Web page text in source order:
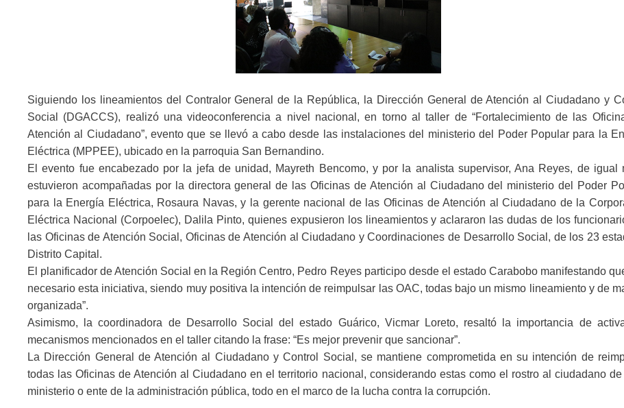
Siguiendo los lineamientos del Contralor General de la República, la Dirección General de Atención al Ciudadano y
Social (DGACCS), realizó una videoconferencia a nivel nacional, en torno al taller de “Fortalecimiento de las
Atención al Ciudadano”, evento que se llevó a cabo desde las instalaciones del ministerio del Poder Popular para la
Eléctrica (MPPEE), ubicado en la parroquia San Bernandino.
El evento fue encabezado por la jefa de unidad, Mayreth Bencomo, y por la analista supervisor, Ana Reyes, de igual
estuvieron acompañadas por la directora general de las Oficinas de Atención al Ciudadano del ministerio del Poder
para la Energía Eléctrica, Rosaura Navas, y la gerente nacional de las Oficinas de Atención al Ciudadano de la
Eléctrica Nacional (Corpoelec), Dalila Pinto, quienes expusieron los lineamientos y aclararon las dudas de los
las Oficinas de Atención Social, Oficinas de Atención al Ciudadano y Coordinaciones de Desarrollo Social, de los 23
Distrito Capital.
El planificador de Atención Social en la Región Centro, Pedro Reyes participo desde el estado Carabobo manifestando
necesario esta iniciativa, siendo muy positiva la intención de reimpulsar las OAC, todas bajo un mismo lineamiento y de
organizada”.
Asimismo, la coordinadora de Desarrollo Social del estado Guárico, Vicmar Loreto, resaltó la importancia de
mecanismos mencionados en el taller citando la frase: “Es mejor prevenir que sancionar”.
La Dirección General de Atención al Ciudadano y Control Social, se mantiene comprometida en su intención de
todas las Oficinas de Atención al Ciudadano en el territorio nacional, considerando estas como el rostro al ciudadano de
ministerio o ente de la administración pública, todo en el marco de la lucha contra la corrupción.